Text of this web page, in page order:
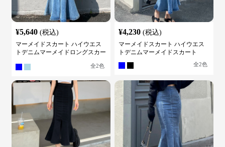
¥5,640 (税込)
マーメイドスカート ハイウエス
トデニムマーメイドロングスカー
全2色
¥4,230 (税込)
マーメイドスカート ハイウエス
トデニムマーメイドスカート
全2色